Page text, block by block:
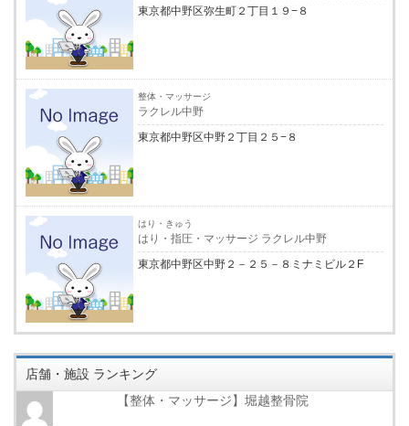
東京都中野区弥生町２丁目１９−８
整体・マッサージ
ラクレル中野
東京都中野区中野２丁目２５−８
はり・きゅう
はり・指圧・マッサージ ラクレル中野
東京都中野区中野２－２５－８ミナミビル２F
店舗・施設 ランキング
【整体・マッサージ】堀越整骨院